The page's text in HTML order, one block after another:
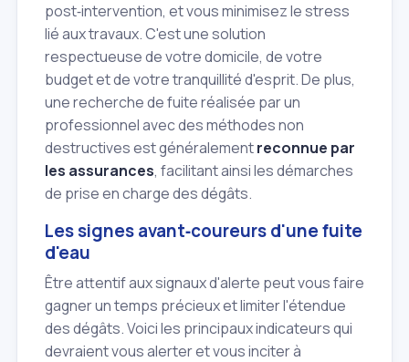
post‑intervention, et vous minimisez le stress
lié aux travaux. C'est une solution
respectueuse de votre domicile, de votre
budget et de votre tranquillité d'esprit. De plus,
une recherche de fuite réalisée par un
professionnel avec des méthodes non
destructives est généralementreconnue par
les assurances, facilitant ainsi les démarches
de prise en charge des dégâts.
Les signes avant‑coureurs d'une fuite
d'eau
Être attentif aux signaux d'alerte peut vous faire
gagner un temps précieux et limiter l'étendue
des dégâts. Voici les principaux indicateurs qui
devraient vous alerter et vous inciter à